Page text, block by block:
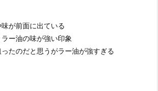
が前面に出ている
ー油の味が強い印象
ったのだと思うがラー油が強すぎる